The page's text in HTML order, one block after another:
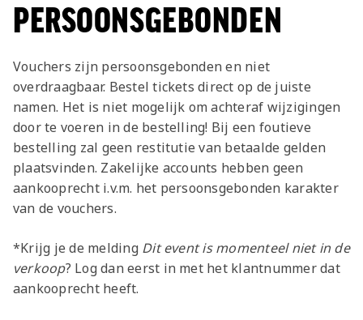
PERSOONSGEBONDEN
Vouchers zijn persoonsgebonden en niet
overdraagbaar. Bestel tickets direct op de juiste
namen. Het is niet mogelijk om achteraf wijzigingen
door te voeren in de bestelling! Bij een foutieve
bestelling zal geen restitutie van betaalde gelden
plaatsvinden. Zakelijke accounts hebben geen
aankooprecht i.v.m. het persoonsgebonden karakter
van de vouchers.
*Krijg je de melding Dit event is momenteel niet in de
verkoop? Log dan eerst in met het klantnummer dat
aankooprecht heeft.